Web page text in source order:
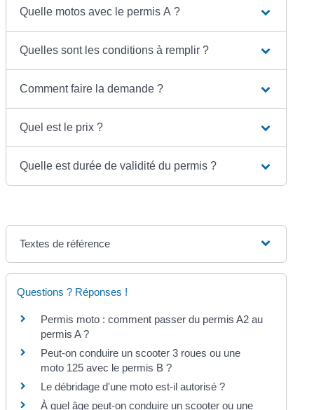
Quelle motos avec le permis A ?
Quelles sont les conditions à remplir ?
Comment faire la demande ?
Quel est le prix ?
Quelle est durée de validité du permis ?
Textes de référence
Questions ? Réponses !
Permis moto : comment passer du permis A2 au
permis A ?
Peut-on conduire un scooter 3 roues ou une
moto 125 avec le permis B ?
Le débridage d'une moto est-il autorisé ?
À quel âge peut-on conduire un scooter ou une